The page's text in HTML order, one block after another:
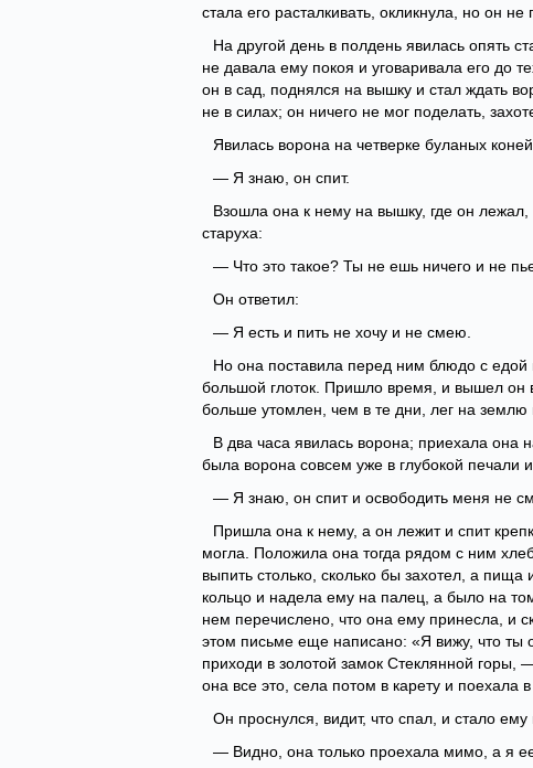
стала его расталкивать, окликнула, но он не
На другой день в полдень явилась опять
не давала ему покоя и уговаривала его до
он в сад, поднялся на вышку и стал ждать
не в силах; он ничего не мог поделать,
Явилась ворона на четверке буланых
— Я знаю, он спит.
Взошла она к нему на вышку, где он лежал,
старуха:
— Что это такое? Ты не ешь ничего и не
Он ответил:
— Я есть и пить не хочу и не смею.
Но она поставила перед ним блюдо с едой
большой глоток. Пришло время, и вышел он
больше утомлен, чем в те дни, лег на землю
В два часа явилась ворона; приехала она
была ворона совсем уже в глубокой печали
— Я знаю, он спит и освободить меня не
Пришла она к нему, а он лежит и спит
могла. Положила она тогда рядом с ним
выпить столько, сколько бы захотел, а
кольцо и надела ему на палец, а было на
нем перечислено, что она ему принесла, и
этом письме еще написано: «Я вижу, что ты
приходи в золотой замок Стеклянной горы,
она все это, села потом в карету и поехала
Он проснулся, видит, что спал, и стало ему
— Видно, она только проехала мимо, а я